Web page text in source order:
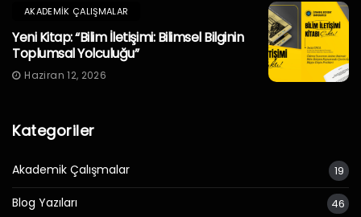
AKADEMIK ÇALIŞMALAR
Yeni Kitap: “Bilim İletişimi: Bilimsel Bilginin
Toplumsal Yolculuğu”
Haziran 12, 2026
Kategoriler
Akademik Çalışmalar 19
Blog Yazıları 46